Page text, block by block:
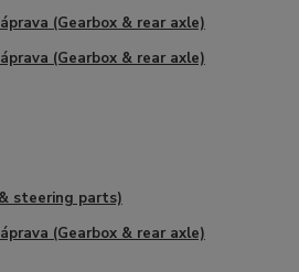
(Gearbox & rear axle)
(Gearbox & rear axle)
steering parts)
(Gearbox & rear axle)